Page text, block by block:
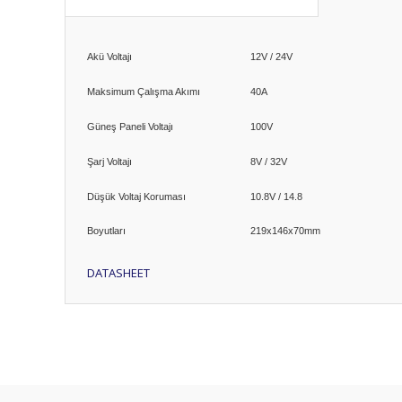
Akü Voltajı 12V / 24V
Maksimum Çalışma Akımı 40A
Güneş Paneli Voltajı 100V
Şarj Voltajı 8V / 32V
Düşük Voltaj Koruması 10.8V / 14.8
Boyutları 219x146x70mm
DATASHEET